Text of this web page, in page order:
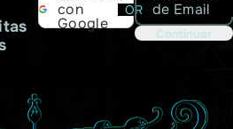
con
Google
OR de Email
Continuar